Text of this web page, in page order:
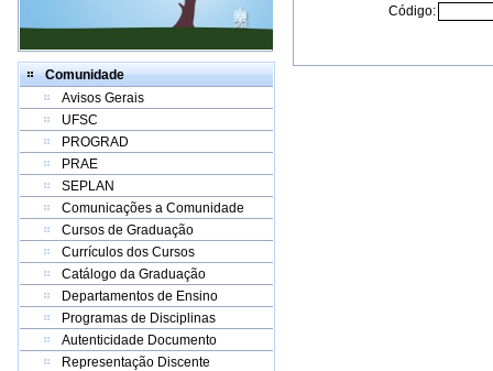
Comunidade
Avisos Gerais
UFSC
PROGRAD
PRAE
SEPLAN
Comunicações a Comunidade
Cursos de Graduação
Currículos dos Cursos
Catálogo da Graduação
Departamentos de Ensino
Programas de Disciplinas
Autenticidade Documento
Representação Discente
Código: